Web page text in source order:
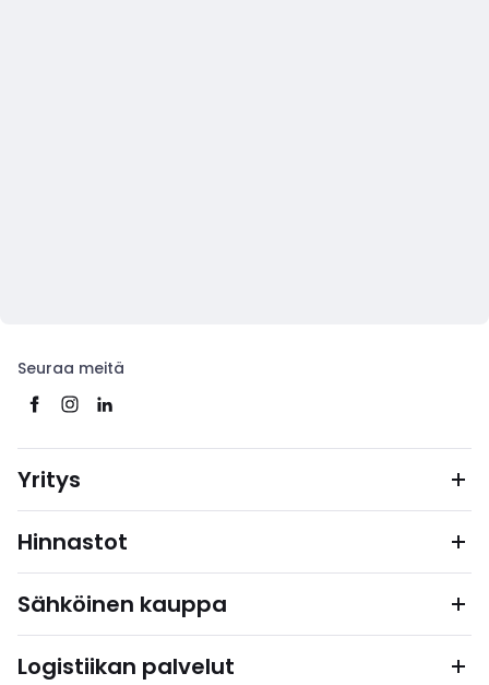
Seuraa meitä
Yritys
Hinnastot
Sähköinen kauppa
Logistiikan palvelut